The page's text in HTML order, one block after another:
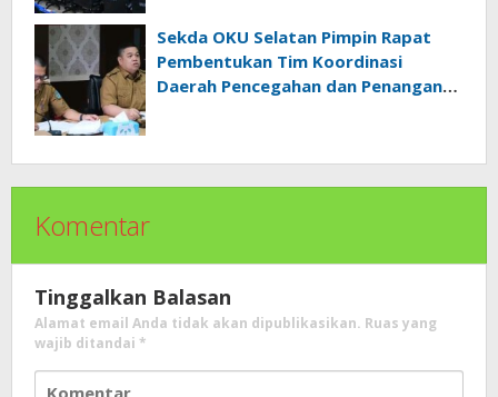
Sekda OKU Selatan Pimpin Rapat
Pembentukan Tim Koordinasi
Daerah Pencegahan dan Penanganan
Komentar
Tinggalkan Balasan
Alamat email Anda tidak akan dipublikasikan. Ruas yang
wajib ditandai *